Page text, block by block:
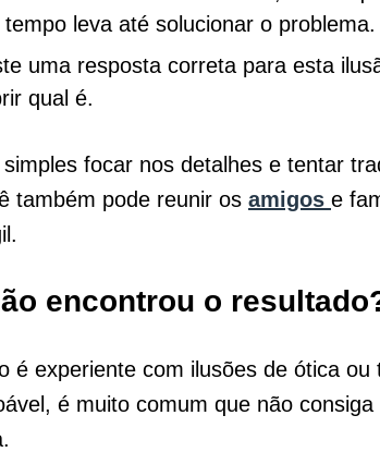
leva até solucionar o problema.
uma resposta correta para esta
qual é.
focar nos detalhes e tentar
também pode reunir os amigos e
encontrou o
é experiente com ilusões de ótica
é muito comum que não